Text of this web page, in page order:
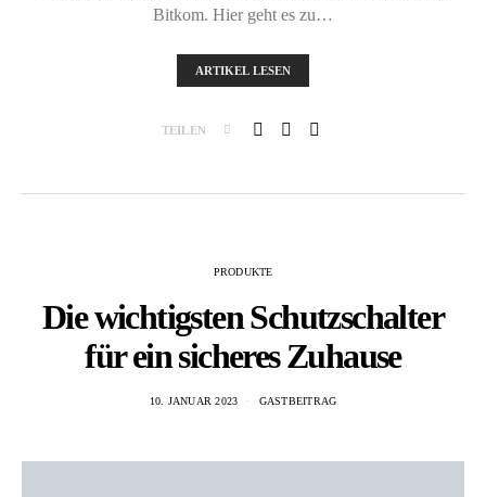
Bitkom. Hier geht es zu…
ARTIKEL LESEN
TEILEN
PRODUKTE
Die wichtigsten Schutzschalter
für ein sicheres Zuhause
10. JANUAR 2023 GASTBEITRAG